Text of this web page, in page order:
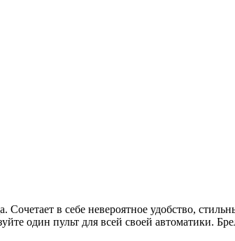
Сочетает в себе невероятное удобство,
один пульт для всей своей автоматики.